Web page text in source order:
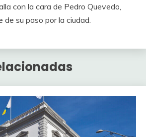
con la cara de Pedro Quevedo,
de su paso por la ciudad.